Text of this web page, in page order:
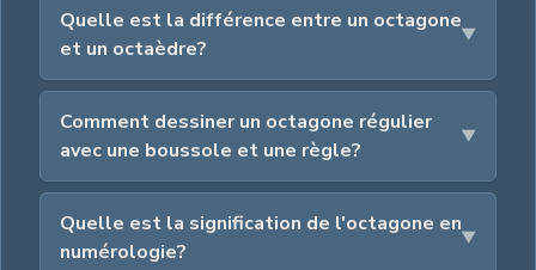
Quelle est la différence entre un octagone
et un octaèdre?
Comment dessiner un octagone régulier
avec une boussole et une règle?
Quelle est la signification de l'octagone en
numérologie?